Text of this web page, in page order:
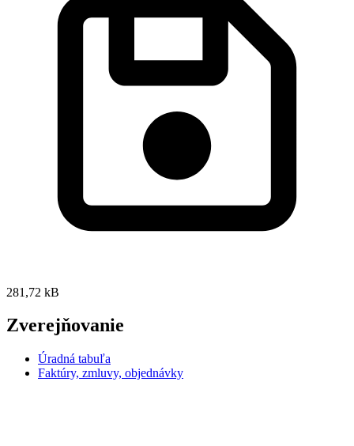
281,72 kB
Zverejňovanie
Úradná tabuľa
Faktúry, zmluvy, objednávky